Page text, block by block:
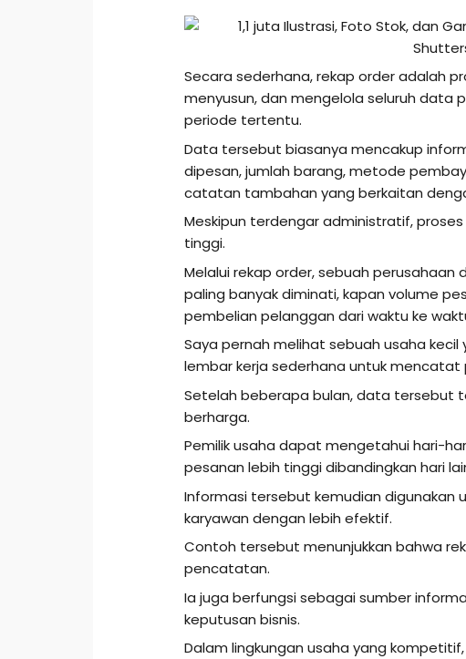
Secara sederhana, rekap order adalah
menyusun, dan mengelola seluruh data
periode tertentu.
Data tersebut biasanya mencakup
dipesan, jumlah barang, metode
catatan tambahan yang berkaitan
Meskipun terdengar administratif,
tinggi.
Melalui rekap order, sebuah
paling banyak diminati, kapan volume
pembelian pelanggan dari waktu ke
Saya pernah melihat sebuah usaha
lembar kerja sederhana untuk mencatat
Setelah beberapa bulan, data tersebut
berharga.
Pemilik usaha dapat mengetahui hari-
pesanan lebih tinggi dibandingkan hari
Informasi tersebut kemudian digunakan
karyawan dengan lebih efektif.
Contoh tersebut menunjukkan bahwa
pencatatan.
Ia juga berfungsi sebagai sumber
keputusan bisnis.
Dalam lingkungan usaha yang